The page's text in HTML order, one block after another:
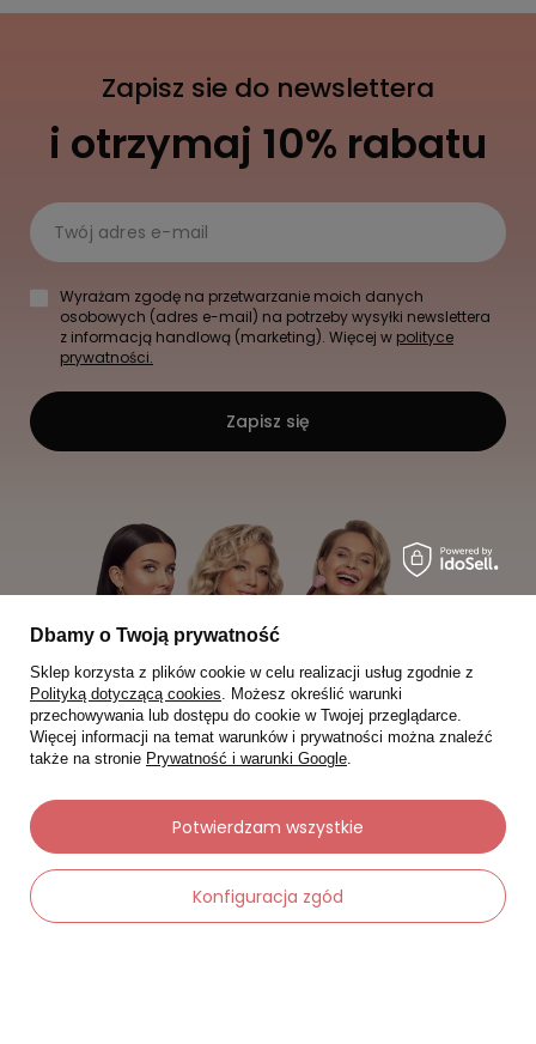
Zapisz sie do newslettera
i otrzymaj 10% rabatu
Twój adres e-mail
Wyrażam zgodę na przetwarzanie moich danych
osobowych (adres e-mail) na potrzeby wysyłki newslettera
z informacją handlową (marketing). Więcej w polityce
prywatności.
Zapisz się
Moje zamówienia
Status zamówienia
Dbamy o Twoją prywatność
Sklep korzysta z plików cookie w celu realizacji usług zgodnie z
Polityką dotyczącą cookies. Możesz określić warunki
przechowywania lub dostępu do cookie w Twojej przeglądarce.
Więcej informacji na temat warunków i prywatności można znaleźć
także na stronie Prywatność i warunki Google.
Konfiguracja zgód
Potwierdzam wszystkie